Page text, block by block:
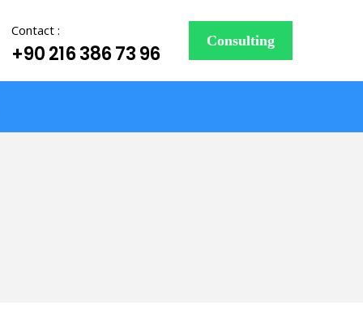
Contact :
+90 216 386 73 96
Consulting